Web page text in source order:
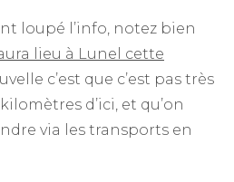
loupé l’info, notez bien
lieu à Lunel cette
c’est que c’est pas très
d’ici, et qu’on
via les transports en